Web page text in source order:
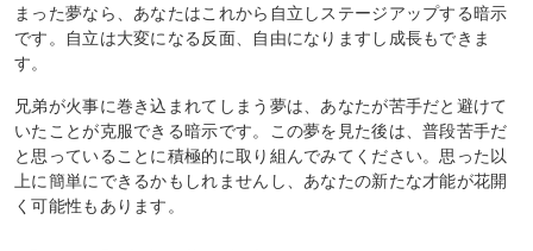
まった夢なら、あなたはこれから自立しステージアップする暗示
です。自立は大変になる反面、自由になりますし成長もできま
す。
兄弟が火事に巻き込まれてしまう夢は、あなたが苦手だと避けて
いたことが克服できる暗示です。この夢を見た後は、普段苦手だ
と思っていることに積極的に取り組んでみてください。思った以
上に簡単にできるかもしれませんし、あなたの新たな才能が花開
く可能性もあります。